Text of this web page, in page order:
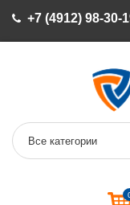
+7 (4912) 98-30-